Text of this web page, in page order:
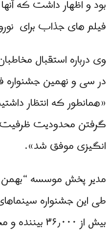
بود و اظهار داشت که
فیلم های جذاب برای نوروز ۱۴۰۰ آماده
وی درباره استقبال
در سی و نهمین
«همانطور که انتظار
انگیزی موفق شد».
مدیر پخش موسسه “بهمن
طی این جشنواره
بیش از ۳۶٫۰۰۰ بیننده و مخاطب بودند».